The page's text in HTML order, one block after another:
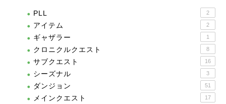
PLL 2
アイテム 2
ギャザラー 1
クロニクルクエスト 8
サブクエスト 16
シーズナル 3
ダンジョン 51
メインクエスト 17